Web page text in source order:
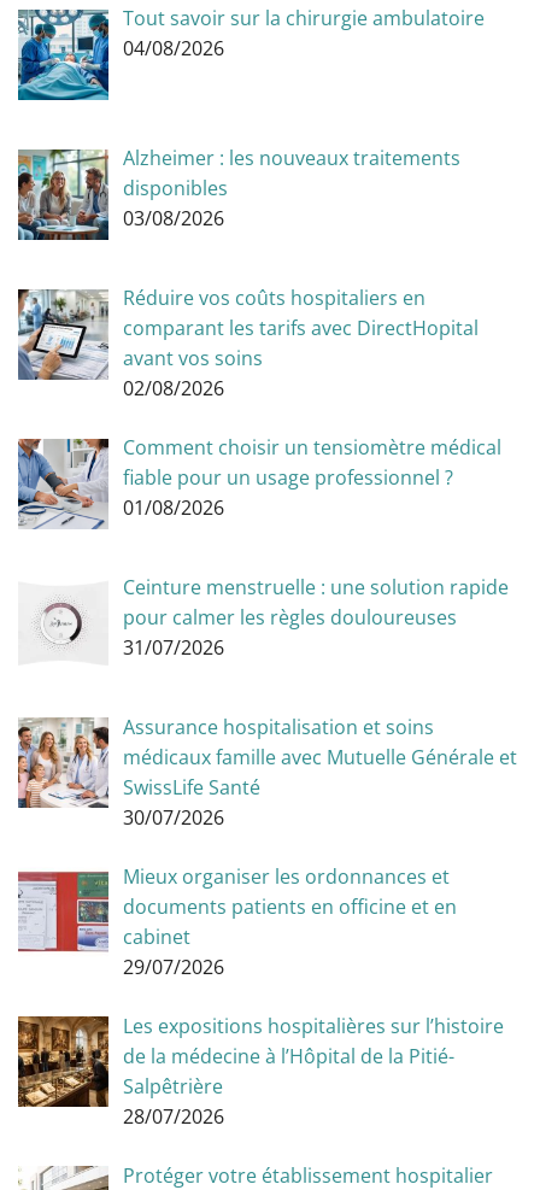
Tout savoir sur la chirurgie ambulatoire
04/08/2026
Alzheimer : les nouveaux traitements
disponibles
03/08/2026
Réduire vos coûts hospitaliers en
comparant les tarifs avec DirectHopital
avant vos soins
02/08/2026
Comment choisir un tensiomètre médical
fiable pour un usage professionnel ?
01/08/2026
Ceinture menstruelle : une solution rapide
pour calmer les règles douloureuses
31/07/2026
Assurance hospitalisation et soins
médicaux famille avec Mutuelle Générale et
SwissLife Santé
30/07/2026
Mieux organiser les ordonnances et
documents patients en officine et en
cabinet
29/07/2026
Les expositions hospitalières sur l’histoire
de la médecine à l’Hôpital de la Pitié-
Salpêtrière
28/07/2026
Protéger votre établissement hospitalier